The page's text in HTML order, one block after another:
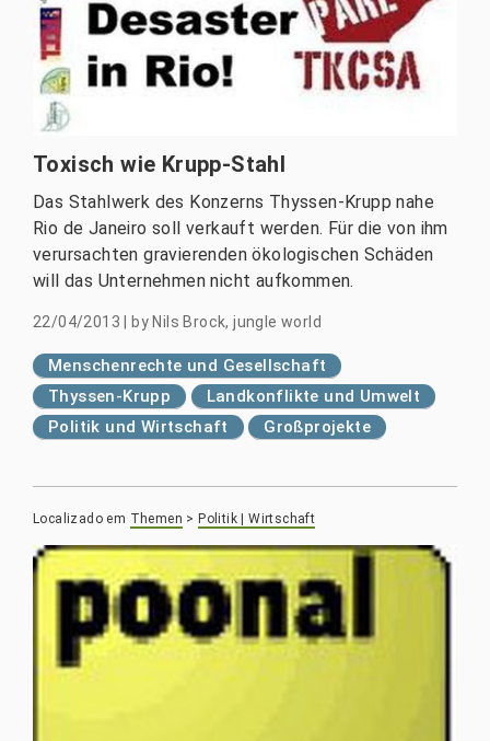
Toxisch wie Krupp-Stahl
Das Stahlwerk des Konzerns Thyssen-Krupp nahe
Rio de Janeiro soll verkauft werden. Für die von ihm
verursachten gravierenden ökologischen Schäden
will das Unternehmen nicht aufkommen.
22/04/2013|byNils Brock, jungle world
Menschenrechte und Gesellschaft
Thyssen-Krupp
Landkonflikte und Umwelt
Politik und Wirtschaft
Großprojekte
Localizado em Themen >Politik | Wirtschaft